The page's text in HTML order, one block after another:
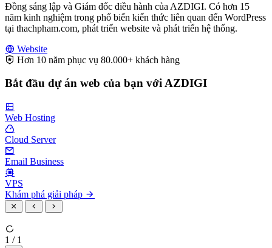
Đồng sáng lập và Giám đốc điều hành của AZDIGI. Có hơn 15
năm kinh nghiệm trong phổ biến kiến thức liên quan đến WordPress
tại thachpham.com, phát triển website và phát triển hệ thống.
Website
Hơn 10 năm phục vụ 80.000+ khách hàng
Bắt đầu dự án web của bạn với AZDIGI
Web Hosting
Cloud Server
Email Business
VPS
Khám phá giải pháp
1 / 1